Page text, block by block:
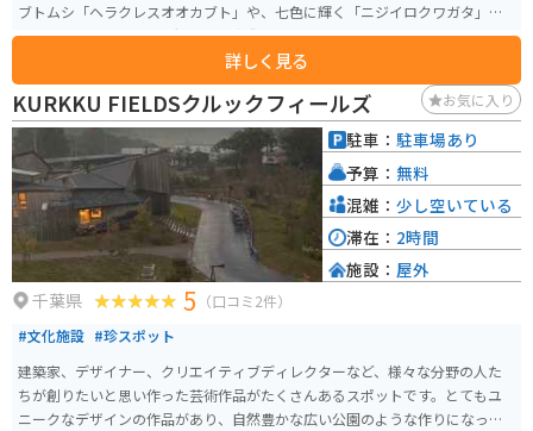
ブトムシ「ヘラクレスオオカブト」や、七色に輝く「ニジイロクワガタ」な
ど、多彩な甲虫を間近で観察し、実際に手に取ることができます。施設内は
「甲虫エリア」「PLAYエリア」「芝生エリア」「オフロードエリア」「休憩
エリア」の5つに分かれており、昆虫との触れ合いだけでなく、アスレチック
やトランポリン、バギー体験など、多彩なアクティビティを楽しめます。 ま
た、芝生エリアでは愛犬とのドッグランやピクニックも可能で、家族全員で
自然を満喫できます。都心からアクアライン経由で約1時間、海ほたるから車
で20分とアクセスも良好です。営業時間は10時から17時までです。入場料は
大人（中学生以上）1,500円、子供（3歳～小学生）800円で、2歳以下は無料
です。夏休み期間（7月15日～8月31日）は料金が変更される場合があります
ので、事前に確認をおすすめします。詳細は公式サイトでご確認ください。
自然豊かな環境で、昆虫との触れ合いや多彩な遊具を通じて、子供から大人
まで楽しめるスポットです。
詳しく見る
KURKKU FIELDSクルックフィールズ お気に入り
千葉県 5 （口コミ2件）
#文化施設 #珍スポット
建築家、デザイナー、クリエイティブディレクターなど、様々な分野の人た
ちが創りたいと思い作った芸術作品がたくさんあるスポットです。とてもユ
ニークなデザインの作品があり、自然豊かな広い公園のような作りになって
駐車： 駐車場あり
予算： 無料
混雑： 少し空いている
滞在： 2時間
施設： 屋外